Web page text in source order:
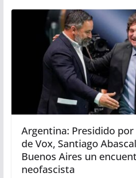
Argentina: Presidido
de Vox, Santiago
Buenos Aires un
neofascista